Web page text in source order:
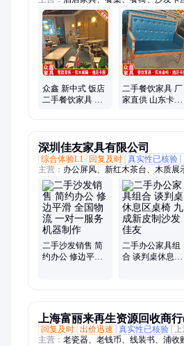
家具、快餐家具、组合家具、快餐桌
合、实木餐椅
众鑫 新中式 饭店
二手餐饮家具 沙
二手餐饮家具 厂
家直供 山东卡座
深圳佳友家具有限公司
综合体验L1
回复及时 真实性已核验
主营： 办公屏风、新红木茶台、木质展
台、二手电脑椅、二手接待桌、二手折
手办公家具、二手办公沙发、二手办公
手高背网椅、二手员工办公桌、二手办
柜、办公家具回收、职员工位屏风、办
公椅、定制家具、办公桌椅
二手沙发销售 简
约办公 修边平滑
二手办公家具组
合 谈判桌休息区
上海富丽来再生资源回收商
回复及时 出价迅速 真实性已核验
主营： 老瓷器、老钱币、线装书、浦收